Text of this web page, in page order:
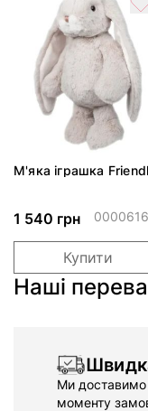
М'яка іграшка
1 540 грн
Купити
Наші
Ми доставимо
моменту